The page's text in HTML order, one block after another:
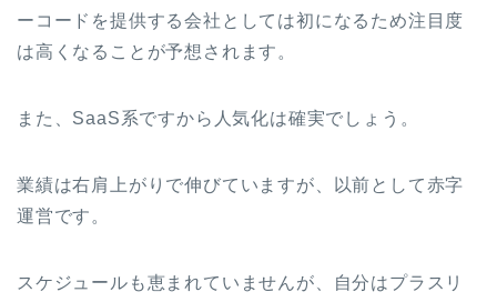
ーコードを提供する会社としては初になるため注目度
は高くなることが予想されます。
また、SaaS系ですから人気化は確実でしょう。
業績は右肩上がりで伸びていますが、以前として赤字
運営です。
スケジュールも恵まれていませんが、自分はプラスリ